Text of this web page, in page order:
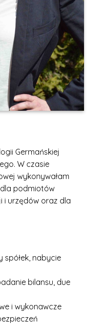
Germańskiej
W czasie
wykonywałam
podmiotów
i urzędów oraz dla
spółek, nabycie
bilansu, due
i wykonawcze